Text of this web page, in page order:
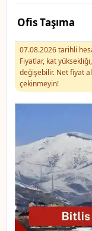
Ofis Taşıma
07.08.2026 tarihli
Fiyatlar, kat
değişebilir. Net fiyat
çekinmeyin!